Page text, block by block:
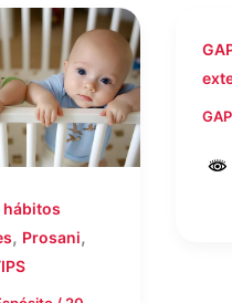
hábitos
, Prosani,
GAP